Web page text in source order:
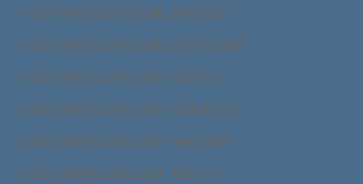
Schönheitschirurgie Beckum
Schönheitschirurgie Dortmund
Schönheitschirurgie Dülmen
Schönheitschirurgie Gütersloh
Schönheitschirurgie Iserlohn
Schönheitschirurgie Kamen